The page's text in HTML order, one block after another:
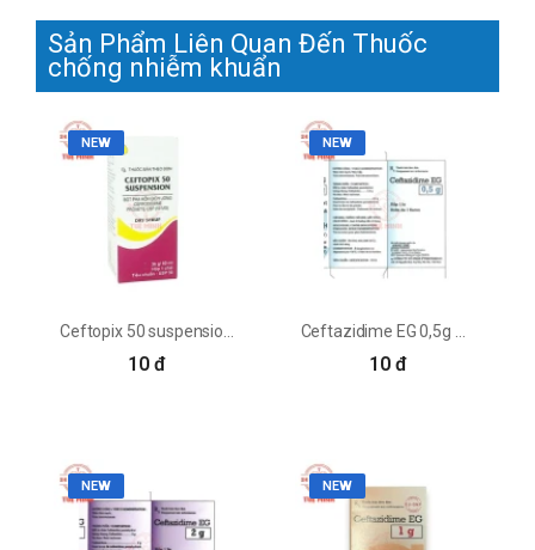
Sản Phẩm Liên Quan Đến Thuốc
chống nhiễm khuẩn
NEW
10 đ
NEW
10 đ
NEW NEW